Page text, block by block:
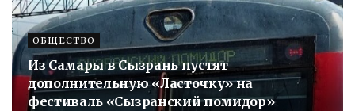
ОБЩЕСТВО
Из Самары в Сызрань пустят
дополнительную «Ласточку» на
фестиваль «Сызранский помидор»